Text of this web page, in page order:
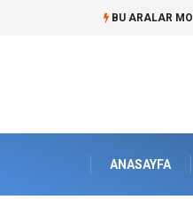
BU ARALAR
ANASAYFA